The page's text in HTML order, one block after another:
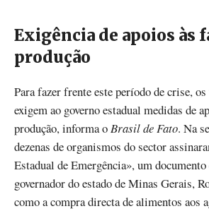
Exigência de apoios às
produção
Para fazer frente este período de crise,
exigem ao governo estadual medidas de
produção, informa oBrasil de Fato. Na
dezenas de organismos do sector
Estadual de Emergência», um
governador do estado de Minas Gerais,
como a compra directa de alimentos aos